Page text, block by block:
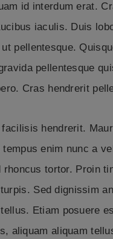
id interdum erat.
iaculis. Duis
pellentesque.
pellentesque
Cras hendrerit
hendrerit.
enim nunc a
tortor. Proin
Sed dignissim
Etiam posuere
aliquam aliquam